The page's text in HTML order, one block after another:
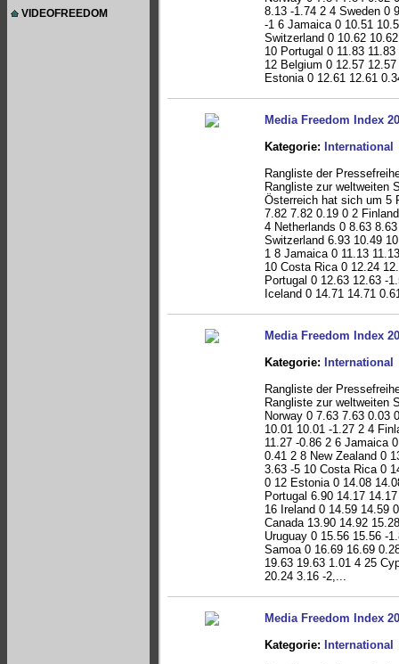
VIDEOFREEDOM
8.13 -1.74 2 4 Sweden 0
-1 6 Jamaica 0 10.51
Switzerland 0 10.62
10 Portugal 0 11.83
12 Belgium 0 12.57
Estonia 0 12.61 12.61
Media Freedom Index
Kategorie: International
Rangliste der
Rangliste zur weltweiten
Österreich hat sich um 5
7.82 7.82 0.19 0 2
4 Netherlands 0 8.63
Switzerland 6.93 10.49
1 8 Jamaica 0 11.13
10 Costa Rica 0 12.24
Portugal 0 12.63 12.63 -
Iceland 0 14.71 14.71
Media Freedom Index
Kategorie: International
Rangliste der
Rangliste zur weltweiten
Norway 0 7.63 7.63 0.03
10.01 10.01 -1.27 2 4
11.27 -0.86 2 6 Jamaica
0.41 2 8 New Zealand 0
3.63 -5 10 Costa Rica 0
0 12 Estonia 0 14.08
Portugal 6.90 14.17
16 Ireland 0 14.59 14.59
Canada 13.90 14.92
Uruguay 0 15.56 15.56 -
Samoa 0 16.69 16.69
19.63 19.63 1.01 4 25
20.24 3.16 -2,...
Media Freedom Index
Kategorie: International